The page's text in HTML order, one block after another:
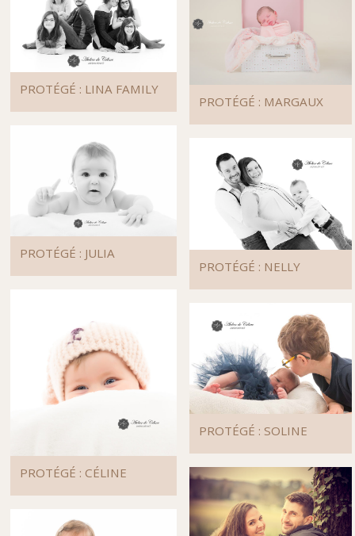
PROTÉGÉ : LINA FAMILY
PROTÉGÉ : MARGAUX
PROTÉGÉ : JULIA
PROTÉGÉ : NELLY
PROTÉGÉ : CÉLINE
PROTÉGÉ : SOLINE